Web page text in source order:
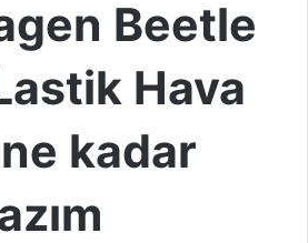
Beetle
Hava
ne kadar